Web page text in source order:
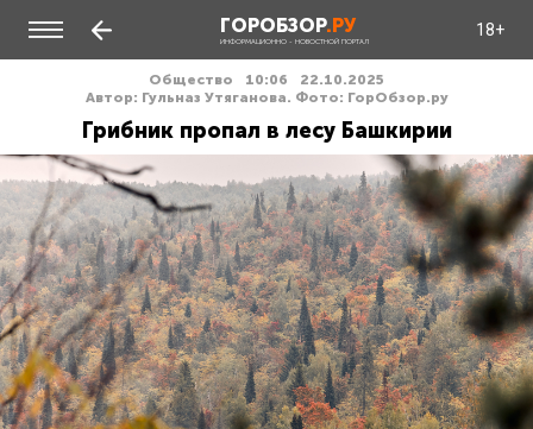
ГОРОБЗОР.РУ
ИНФОРМАЦИОННО - НОВОСТНОЙ ПОРТАЛ
18+
Общество 10:06
22.10.2025
Автор: Гульназ Утяганова. Фото: ГорОбзор.ру
Грибник пропал в лесу Башкирии